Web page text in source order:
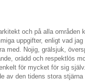
och på alla områden
uppgifter, enligt vad
med. Nojig, grälsjuk,
orädd och respektlös
för mycket för sig
av den tidens stora stjärna